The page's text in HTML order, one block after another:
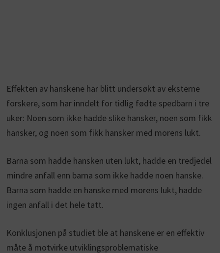
Effekten av hanskene har blitt undersøkt av eksterne
forskere, som har inndelt for tidlig fødte spedbarn i tre
uker: Noen som ikke hadde slike hansker, noen som fikk
hansker, og noen som fikk hansker med morens lukt.
Barna som hadde hansken uten lukt, hadde en tredjedel
mindre anfall enn barna som ikke hadde noen hanske.
Barna som hadde en hanske med morens lukt, hadde
ingen anfall i det hele tatt.
Konklusjonen på studiet ble at hanskene er en effektiv
måte å motvirke utviklingsproblematiske